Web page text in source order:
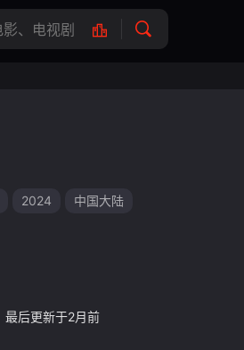
2024 中国大陆
后更新于2月前